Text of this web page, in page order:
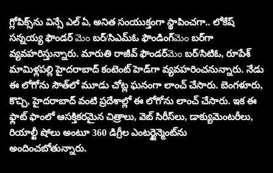
గ్లోపిక్స్‌ను విన్సే ఎల్ ఏ, అనిత సంయుక్తంగా స్థాపించగా.. లోకేష్
సన్నయ్య ఫౌండర్మెం బర్‌/సిఎమ్ఓ ఫౌండింగ్మెం బర్‌గా
వ్యవహరిస్తున్నారు. మారుతి రాజీవ్ ఫౌండర్మెం బర్‌/సిటిఓ, రూపేశ్
మామిళ్లపల్లి హైదరాబాద్ కంటెంట్ హెడ్‌గా వ్యవహరించనున్నారు. నేడు
ఈ లోగోను సౌత్‌లో మూడు చోట్ల ఘనంగా లాంచ్ చేసారు. బెంగళూరు,
కొచ్చి, హైదరాబాద్ వంటి ప్రదేశాల్లో ఈ లోగోను లాంచ్ చేసారు. ఇక ఈ
ఫ్లాట్ ఫాంలో ఆసక్తికరమైన చిత్రాలు, వెబ్ సిరీస్‌లు, డాక్యుమెంటరీలు,
రియాల్టీ షోలు అంటూ 360 డిగ్రీల ఎంటర్టైన్మెంట్‌ను
అందించబోతున్నారు.